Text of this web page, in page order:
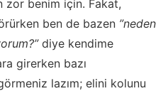
zor benim için. Fakat,
ben de bazen ”neden
diye kendime
girerken bazı
lazım; elini kolunu